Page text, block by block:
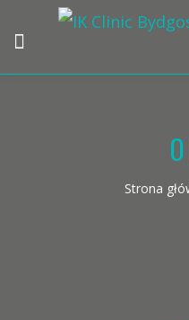
Strona